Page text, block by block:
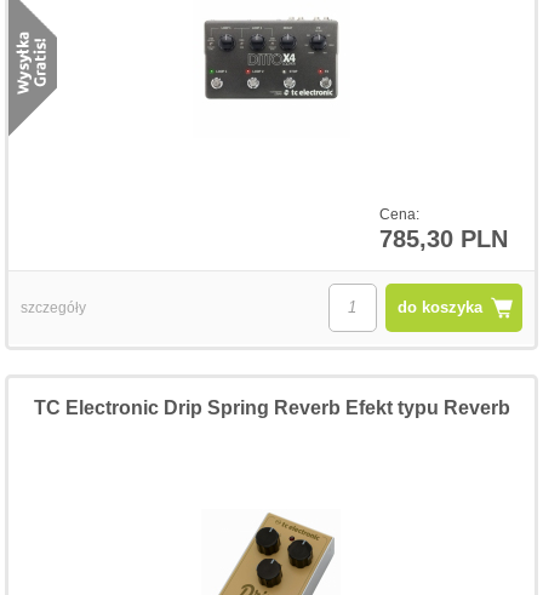
Cena:
785,30 PLN
do koszyka
szczegóły
TC Electronic Drip Spring Reverb Efekt typu Reverb